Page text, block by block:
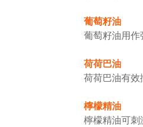
葡萄籽油
葡萄籽油用作
荷荷巴油
荷荷巴油有效
檸檬精油
檸檬精油可刺